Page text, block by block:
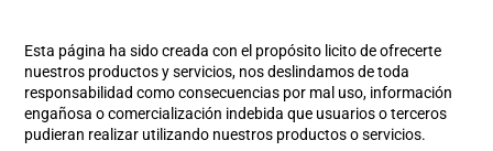
Esta página ha sido creada con el propósito licito de ofrecerte
nuestros productos y servicios, nos deslindamos de toda
responsabilidad como consecuencias por mal uso, información
engañosa o comercialización indebida que usuarios o terceros
pudieran realizar utilizando nuestros productos o servicios.